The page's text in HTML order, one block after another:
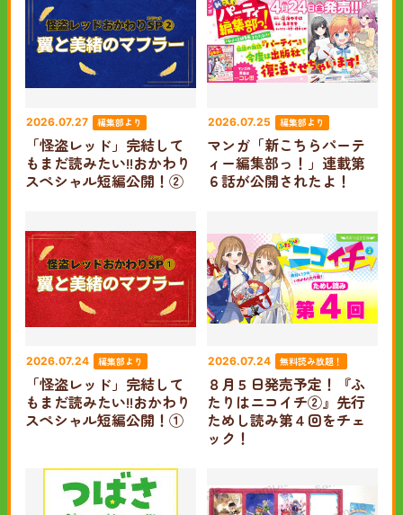
2026.07.27 編集部より
「怪盗レッド」完結して
もまだ読みたい!!おかわり
スペシャル短編公開！②
2026.07.25 編集部より
マンガ「新こちらパーテ
ィー編集部っ！」連載第
６話が公開されたよ！
2026.07.24 編集部より
「怪盗レッド」完結して
もまだ読みたい!!おかわり
スペシャル短編公開！①
2026.07.24 無料読み放題！
８月５日発売予定！『ふ
たりはニコイチ②』先行
ためし読み第４回をチェ
ック！